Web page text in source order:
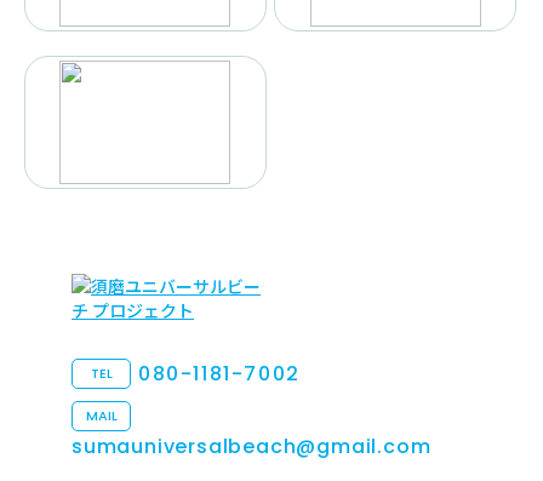
TEL 080-1181-7002
MAIL
sumauniversalbeach@gmail.com